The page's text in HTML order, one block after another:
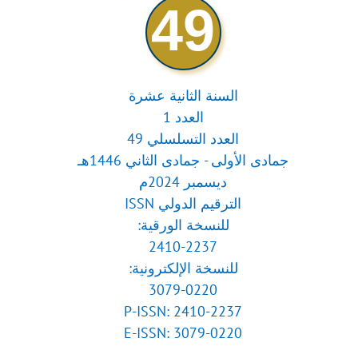
49
السنة الثانية عشرة
العدد 1
العدد التسلسلي 49
جمادى الأولى - جمادى الثاني 1446هـ
ديسمبر 2024م
الترقيم الدولي ISSN
للنسخة الورقية:
2410-2237
للنسخة الإلكترونية:
3079-0220
P-ISSN: 2410-2237
E-ISSN: 3079-0220